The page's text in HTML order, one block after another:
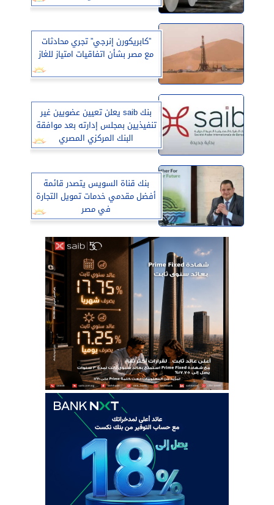
”كابريكورن إنرجي” تجري محادثات
مع مصر بشأن اتفاقيات امتياز للغاز
بنك saib يعلن تعيين عضويين غير
تنفيذيين بمجلس إدارته بعد موافقة
البنك المركزي المصري
بنك قناة السويس يتصدر قائمة
أفضل مقدمي خدمات تمويل التجارة
في مصر